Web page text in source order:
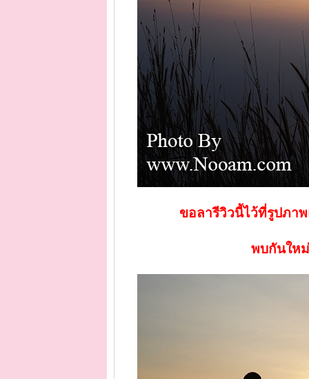
ขอลารีวิวนี้ไว้ที่รูปภา
พบกันให